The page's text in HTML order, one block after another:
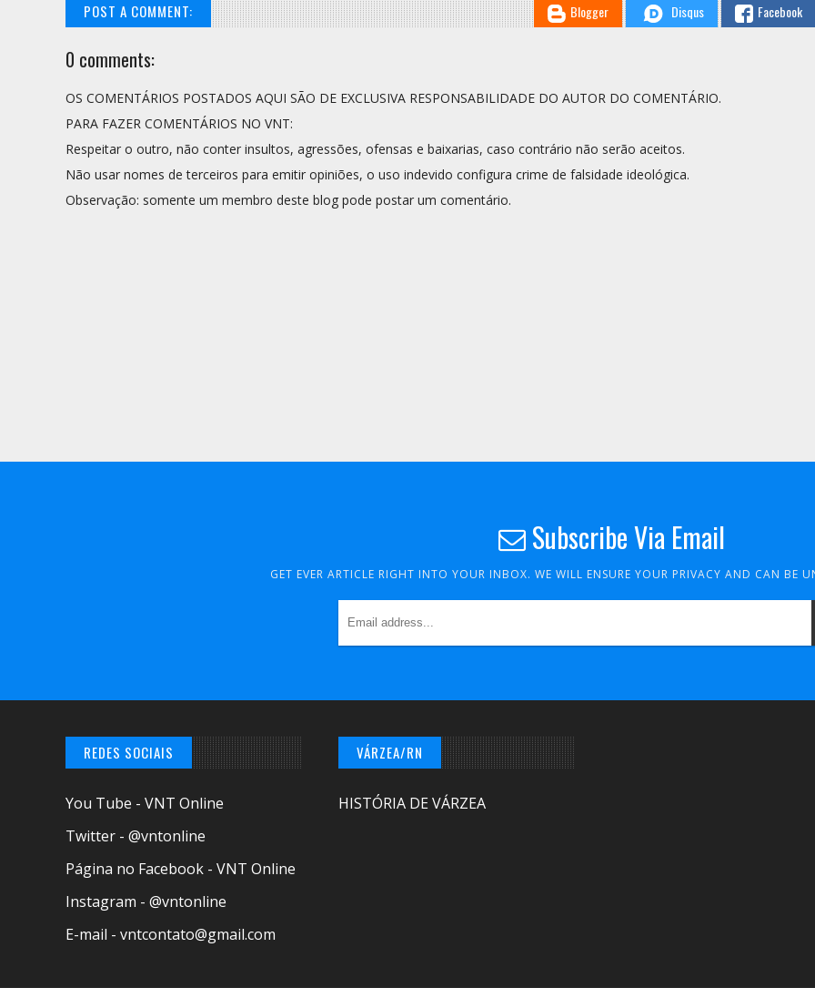
POST A COMMENT: Blogger Disqus Facebook
0 comments:
OS COMENTÁRIOS POSTADOS AQUI SÃO DE EXCLUSIVA RESPONSABILIDADE DO AUTOR DO COMENTÁRIO.
PARA FAZER COMENTÁRIOS NO VNT:
Respeitar o outro, não conter insultos, agressões, ofensas e baixarias, caso contrário não serão aceitos.
Não usar nomes de terceiros para emitir opiniões, o uso indevido configura crime de falsidade ideológica.
Observação: somente um membro deste blog pode postar um comentário.
Subscribe Via Email
GET EVER ARTICLE RIGHT INTO YOUR INBOX. WE WILL ENSURE YOUR PRIVACY AND CAN BE
REDES SOCIAIS
You Tube - VNT Online
Twitter - @vntonline
Página no Facebook - VNT Online
Instagram - @vntonline
E-mail - vntcontato@gmail.com
VÁRZEA/RN
HISTÓRIA DE VÁRZEA